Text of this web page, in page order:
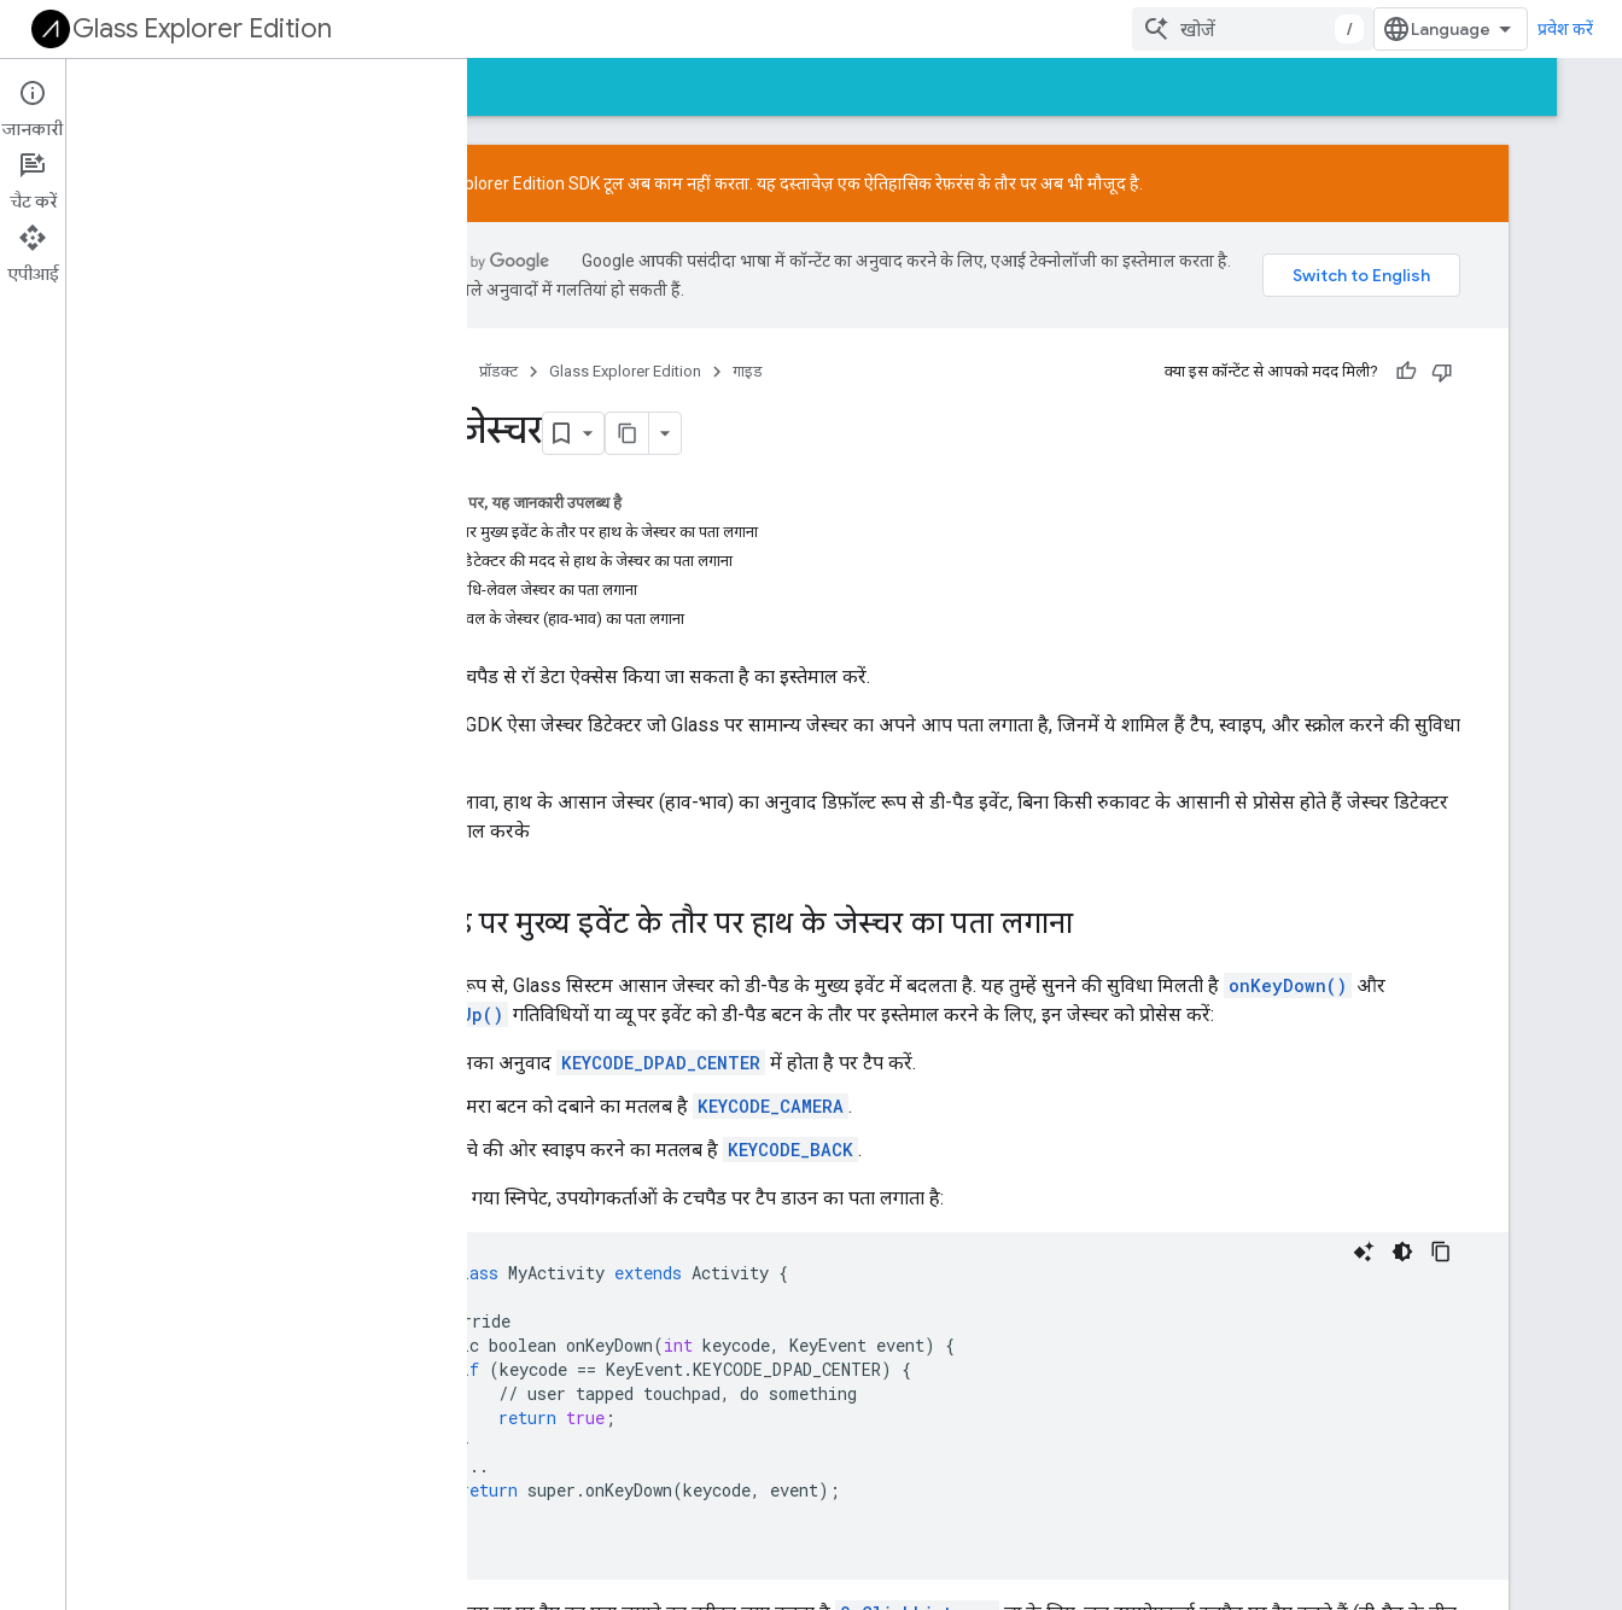
Glass Explorer Edition / प्रवेश करें
डिज़ाइन
सिद्धांत
Glass Explorer Edition SDK टूल अब काम नहीं करता. यह दस्तावेज़ एक ऐतिहासिक रेफ़रंस के तौर पर अब भी मौजूद है.
Google आपकी पसंदीदा भाषा में कॉन्टेंट का अनुवाद करने के लिए, एआई टेक्नोलॉजी का इस्तेमाल करता है.
एआई से मिले अनुवादों में गलतियां हो सकती हैं.
प्रॉडक्ट Glass Explorer Edition गाइड क्या इस कॉन्टेंट से आपको मदद मिली?
टच जेस्चर
इस पेज पर, यह जानकारी उपलब्ध है
डी-पैड पर मुख्य इवेंट के तौर पर हाथ के जेस्चर का पता लगाना
जेस्चर डिटेक्टर की मदद से हाथ के जेस्चर का पता लगाना
गतिविधि-लेवल जेस्चर का पता लगाना
व्यू-लेवल के जेस्चर (हाव-भाव) का पता लगाना
Glass टचपैड से रॉ डेटा ऐक्सेस किया जा सकता है का इस्तेमाल करें.
हालांकि, GDK ऐसा जेस्चर डिटेक्टर जो Glass पर सामान्य जेस्चर का अपने आप पता लगाता है, जिनमें ये शामिल हैं टैप, स्वाइप, और स्क्रोल करने की सुविधा
इसके अलावा, हाथ के आसान जेस्चर (हाव-भाव) का अनुवाद डिफ़ॉल्ट रूप से डी-पैड इवेंट, बिना किसी रुकावट के आसानी से प्रोसेस होते हैं जेस्चर डिटेक्टर
का इस्तेमाल करके
डी-पैड पर मुख्य इवेंट के तौर पर हाथ के जेस्चर का पता लगाना
डिफ़ॉल्ट रूप से, Glass सिस्टम आसान जेस्चर को डी-पैड के मुख्य इवेंट में बदलता है. यह तुम्हें सुनने की सुविधा मिलती है onKeyDown() और
onKeyUp() गतिविधियों या व्यू पर इवेंट को डी-पैड बटन के तौर पर इस्तेमाल करने के लिए, इन जेस्चर को प्रोसेस करें:
इसका अनुवाद KEYCODE_DPAD_CENTER में होता है पर टैप करें.
कैमरा बटन को दबाने का मतलब है KEYCODE_CAMERA .
नीचे की ओर स्वाइप करने का मतलब है KEYCODE_BACK .
नीचे दिया गया स्निपेट, उपयोगकर्ताओं के टचपैड पर टैप डाउन का पता लगाता है:
class MyActivity extends Activity {
Override
public boolean onKeyDown(int keycode, KeyEvent event)
{
if (keycode == KeyEvent.KEYCODE_DPAD_CENTER)
{
// user tapped touchpad, do something
return true ;
}
...
return super .onKeyDown(keycode, event);
जानकारी
चैट करें
एपीआई